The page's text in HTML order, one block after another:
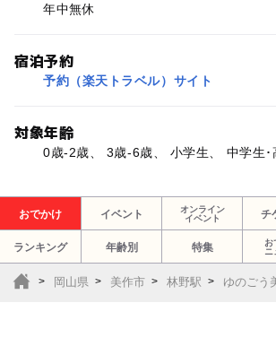
年中無休
宿泊予約
予約（楽天トラベル）サイト
対象年齢
0歳-2歳、 3歳-6歳、 小学生、 中学生･
おでかけ イベント
オンライン
イベント
チ
ランキング 年齢別 特集
お
ニ
岡山県 美作市 林野駅 ゆのごう